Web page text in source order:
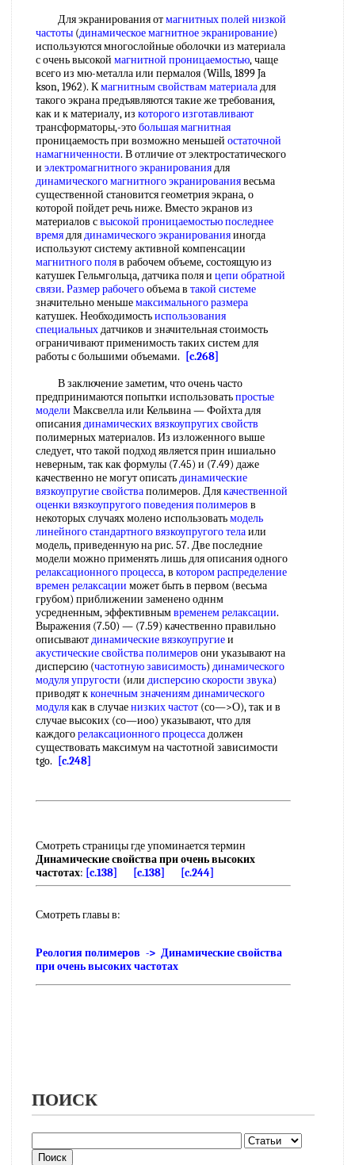
Для экранирования отмагнитных полей низкой
частоты (динамическое магнитное экранирование)
используются многослойные оболочки из материала
с очень высокой магнитной проницаемостью, чаще
всего из мю-металла или пермалоя (Wills, 1899 Ja
kson, 1962). Кмагнитным свойствам материаладля
такого экрана предъявляются такие же требования,
как и к материалу, из которого изготавливают
трансформаторы,-этобольшая магнитная
проницаемость при возможно меньшей остаточной
намагниченности. В отличие от электростатического
и электромагнитного экранированиядля
динамического магнитного экранированиявесьма
существенной становится геометрия экрана, о
которой пойдет речь ниже. Вместо экранов из
материалов свысокой проницаемостьюпоследнее
времядлядинамического экранированияиногда
используют систему активной компенсации
магнитного поляв рабочем объеме, состоящую из
катушек Гельмгольца, датчика поля и цепи обратной
связи. Размер рабочегообъема в такой системе
значительно меньшемаксимального размера
катушек. Необходимостьиспользования
специальныхдатчиков и значительная стоимость
ограничивают применимость таких систем для
работы с большими объемами.
[c.268]
В заключение заметим, что очень часто
предпринимаются попытки использоватьпростые
модели Максвелла или Кельвина — Фойхта для
описаниядинамических вязкоупругих свойств
полимерных материалов. Из изложенного выше
следует, что такой подход является прин ишиально
неверным, так как формулы (7.45) и (7.49) даже
качественно не могут описатьдинамические
вязкоупругие свойстваполимеров. Длякачественной
оценки вязкоупругого поведения полимеров в
некоторых случаях молено использоватьмодель
линейного стандартного вязкоупругого телаили
модель, приведенную на рис. 57. Две последние
модели можно применять лишь для описания одного
релаксационного процесса, в котором распределение
времен релаксации может быть в первом (весьма
грубом) приближении заменено одннм
усредненным, эффективнымвременем релаксации.
Выражения (7.50) — (7.59) качественно правильно
описываютдинамические вязкоупругиеи
акустические свойства полимеров они указывают на
дисперсию (частотную зависимость) динамического
модуля упругости (или дисперсию скорости звука)
приводят кконечным значениямдинамического
модулякак в случаенизких частот (со—>О), так и в
случае высоких (со—иоо) указывают, что для
каждогорелаксационного процессадолжен
существовать максимум на частотной зависимости
tgo.
[c.248]
Смотреть страницы где упоминается термин
Динамические свойства при очень высоких
частотах: [c.138] [c.138] [c.244]
Смотреть главы в:
Реология полимеров -> Динамические свойства
при очень высоких частотах
ПОИСК